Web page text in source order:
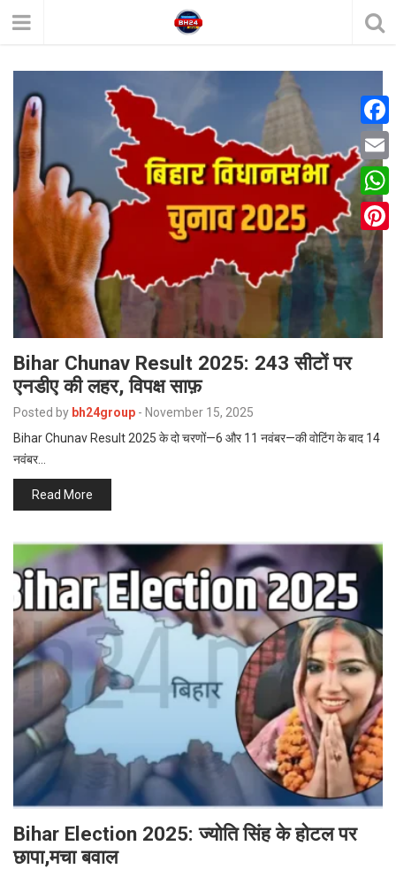
Bihar Chunav Result 2025: 243 सीटों पर
एनडीए की लहर, विपक्ष साफ़
Posted by bh24group - November 15, 2025
Bihar Chunav Result 2025 के दो चरणों—6 और 11 नवंबर—की वोटिंग के बाद 14
नवंबर…
Read More
Bihar Election 2025: ज्योति सिंह के होटल पर
छापा,मचा बवाल
F
a
c
e
b
k
E
m
a
W
h
a
P
t
s